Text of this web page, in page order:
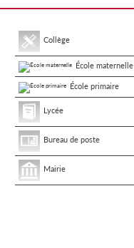
Collège
École maternelle
École primaire
Lycée
Bureau de poste
Mairie